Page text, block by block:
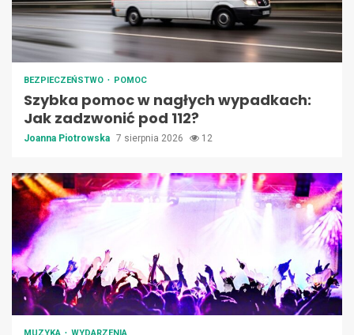
BEZPIECZEŃSTWO POMOC
Szybka pomoc w nagłych wypadkach:
Jak zadzwonić pod 112?
Joanna Piotrowska 7 sierpnia 2026 12
MUZYKA WYDARZENIA